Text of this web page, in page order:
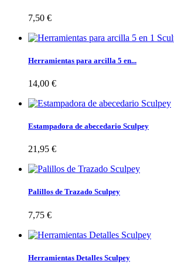
7,50 €
Herramientas para arcilla 5 en...
14,00 €
Estampadora de abecedario Sculpey
21,95 €
Palillos de Trazado Sculpey
7,75 €
Herramientas Detalles Sculpey